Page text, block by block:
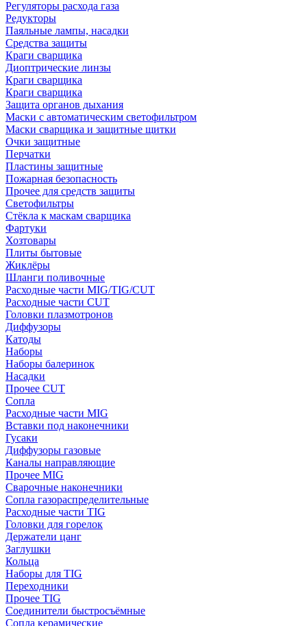
Регуляторы расхода газа
Редукторы
Паяльные лампы, насадки
Средства защиты
Краги сварщика
Диоптрические линзы
Краги сварщика
Краги сварщика
Защита органов дыхания
Маски с автоматическим светофильтром
Маски сварщика и защитные щитки
Очки защитные
Перчатки
Пластины защитные
Пожарная безопасность
Прочее для средств защиты
Светофильтры
Стёкла к маскам сварщика
Фартуки
Хозтовары
Плиты бытовые
Жиклёры
Шланги поливочные
Расходные части MIG/TIG/CUT
Расходные части CUT
Головки плазмотронов
Диффузоры
Катоды
Наборы
Наборы балеринок
Насадки
Прочее CUT
Сопла
Расходные части MIG
Вставки под наконечники
Гусаки
Диффузоры газовые
Каналы направляющие
Прочее MIG
Сварочные наконечники
Сопла газораспределительные
Расходные части TIG
Головки для горелок
Держатели цанг
Заглушки
Кольца
Наборы для TIG
Переходники
Прочее TIG
Соединители быстросъёмные
Сопла керамические